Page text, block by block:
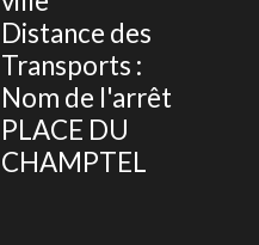
Distance des
Transports :
Nom de l'arrêt
PLACE DU
CHAMPTEL